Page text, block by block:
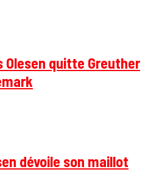
Olesen quitte Greuther
dévoile son maillot